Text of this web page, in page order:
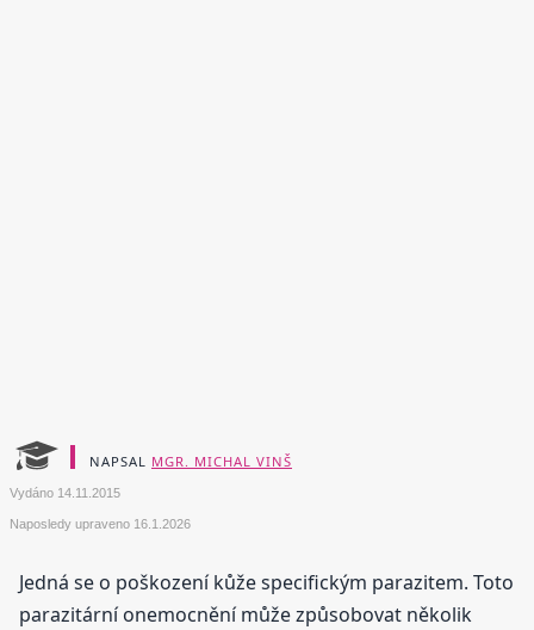
NAPSAL MGR. MICHAL VINŠ
Vydáno 14.11.2015
Naposledy upraveno 16.1.2026
Jedná se o poškození kůže specifickým parazitem. Toto
parazitární onemocnění může způsobovat několik